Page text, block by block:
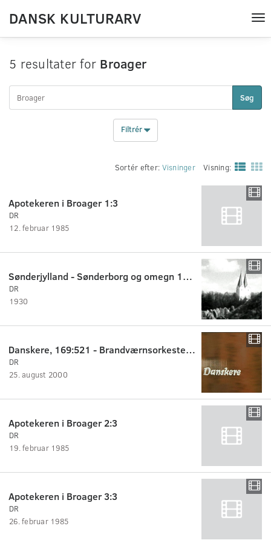
DANSK KULTURARV
5 resultater for Broager
Søg
Filtrér
Sortér efter: Visninger Visning:
Apotekeren i Broager 1:3
DR
12. februar 1985
Sønderjylland - Sønderborg og omegn 1930 - 1935
DR
1930
Danskere, 169:521 - Brandværnsorkester i arv
DR
25. august 2000
Apotekeren i Broager 2:3
DR
19. februar 1985
Apotekeren i Broager 3:3
DR
26. februar 1985